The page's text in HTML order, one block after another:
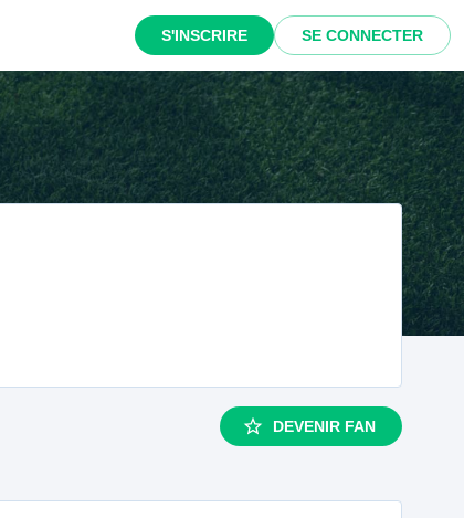
S'INSCRIRE SE CONNECTER
DEVENIR FAN